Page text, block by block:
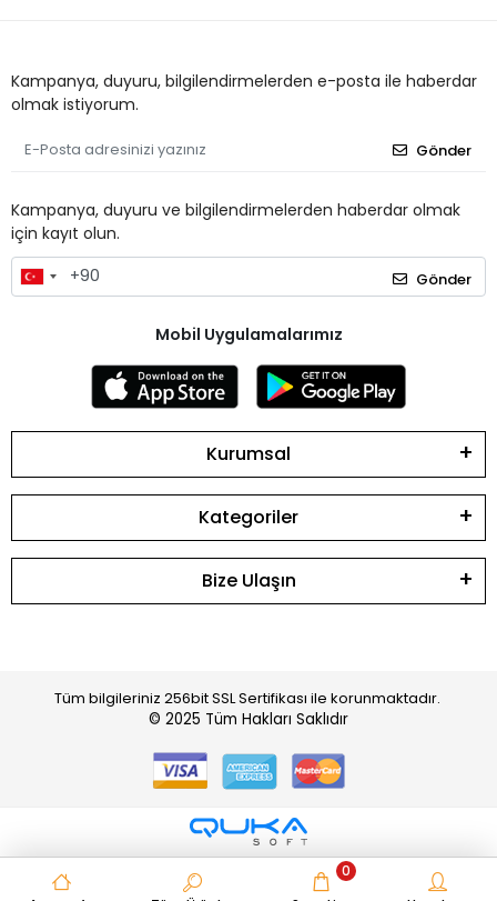
Kampanya, duyuru, bilgilendirmelerden e-posta ile haberdar
olmak istiyorum.
Gönder
Kampanya, duyuru ve bilgilendirmelerden haberdar olmak
için kayıt olun.
Gönder
Mobil Uygulamalarımız
Kurumsal
Kategoriler
Bize Ulaşın
Tüm bilgileriniz 256bit SSL Sertifikası ile korunmaktadır.
© 2025 Tüm Hakları Saklıdır
0